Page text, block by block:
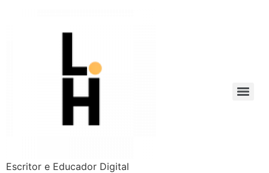
Escritor e Educador Digital